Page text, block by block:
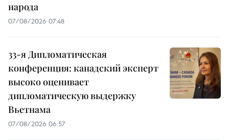
народа
07/08/2026 07:48
33-я Дипломатическая
конференция: канадский эксперт
высоко оценивает
дипломатическую выдержку
Вьетнама
07/08/2026 06:57